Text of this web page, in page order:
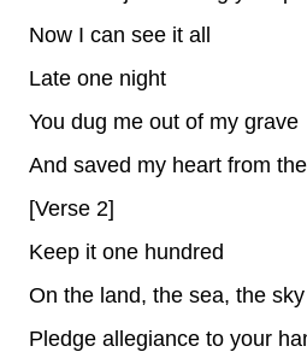
Now I can see it all
Late one night
You dug me out of my grave
And saved my heart from
[Verse 2]
Keep it one hundred
On the land, the sea, the sky
Pledge allegiance to your